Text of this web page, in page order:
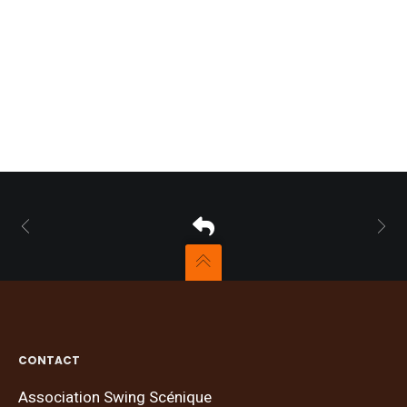
CONTACT
Association Swing Scénique